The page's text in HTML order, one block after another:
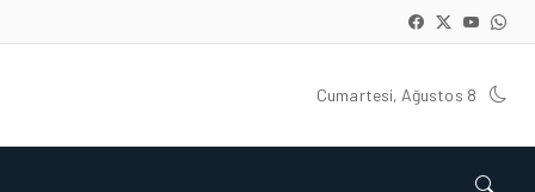
Cumartesi, Ağustos 8